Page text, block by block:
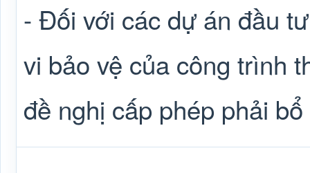
- Đối với các dự án đầu
vi bảo vệ của công trình
đề nghị cấp phép phải